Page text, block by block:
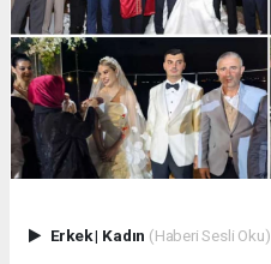
Erkek| Kadın (Haberi Sesli Oku)